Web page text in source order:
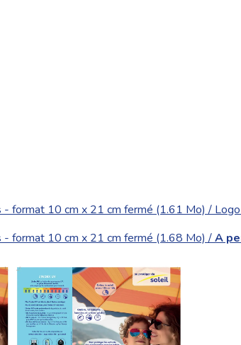
format 10 cm x 21 cm fermé (1.61 Mo) /
format 10 cm x 21 cm fermé (1.68 Mo) /A